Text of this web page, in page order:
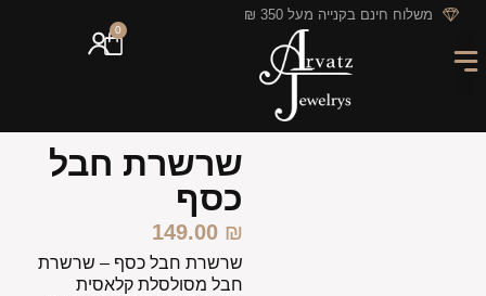
לתוכן משלוח חינם בקנייה מעל 350 ₪
0
שרשרת חבל
כסף
149.00 ₪
שרשרת חבל כסף – שרשרת
חבל מסולסלת קלאסית